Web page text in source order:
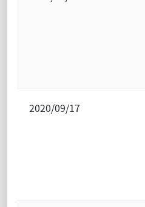
2020/09/17